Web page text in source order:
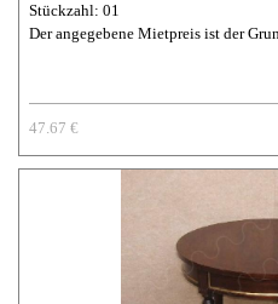
Stückzahl: 01
Der angegebene Mietpreis ist der
47.67 €